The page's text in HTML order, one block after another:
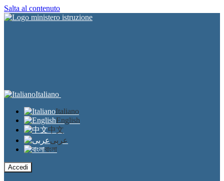
Salta al contenuto
Italiano
Italiano
English
中文
عربى
বাংলা
Accedi